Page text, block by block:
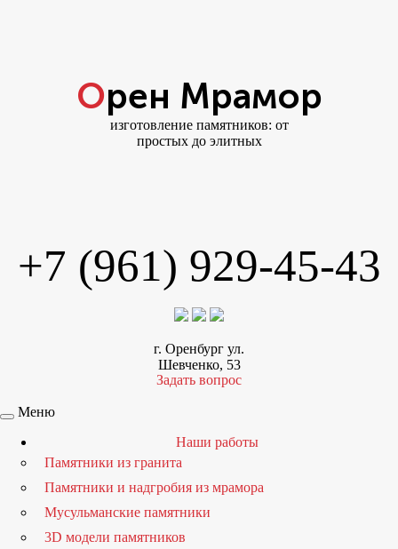
Орен Мрамор
изготовление памятников: от
простых до элитных
+7 (961) 929-45-43
г. Оренбург ул.
Шевченко, 53
Задать вопрос
Меню
Наши работы
Памятники из гранита
Памятники и надгробия из мрамора
Мусульманские памятники
3D модели памятников